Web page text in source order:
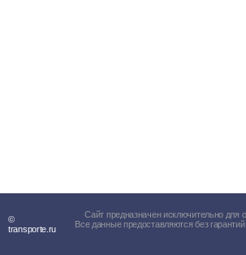
©
transporte.ru
Сайт предназначен исключительно для
Все данные предоставляются без